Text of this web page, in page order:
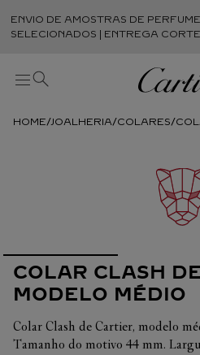
ENVIO DE AMOSTRAS DE
SELECIONADOS | ENTREGA
JOALHERIA COLARES
COLAR CLASH
MODELO MÉDIO
Colar Clash de Cartier, modelo
Tamanho do motivo 44 mm.